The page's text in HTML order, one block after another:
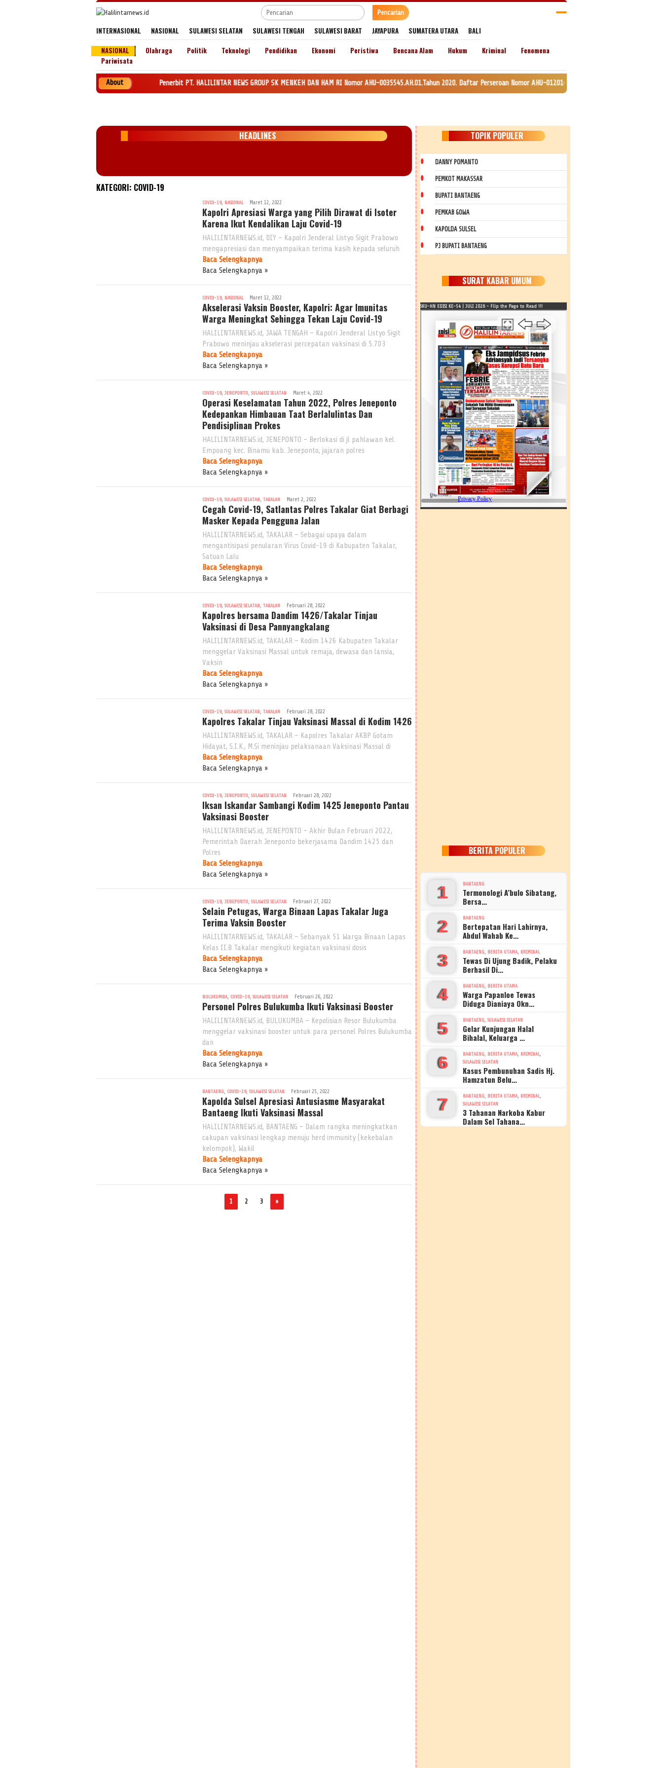
Pencarian
INTERNASIONAL NASIONAL SULAWESI SELATAN SULAWESI TENGAH SULAWESI BARAT JAYAPURA SUMATERA UTARA
BALI
NASIONAL
Olahraga Politik Teknologi Pendidikan Ekonomi Peristiwa Bencana Alam Hukum Kriminal
Fenomena
Pariwisata
AboutPenerbit PT. HALILINTAR NEWS GROUP SK MENKEH DAN HAM RI Nomor AHU-0035545.AH.01.Tahun 2020. Daftar Perseroan Nomor AHU-0120147.AH.01.11. Tanggal 24 Juli 2020. lamat:
HEADLINES
KATEGORI: COVID-19
COVID-19, NASIONAL Maret 12, 2022
Kapolri Apresiasi Warga yang Pilih Dirawat di Isoter
Karena Ikut Kendalikan Laju Covid-19
HALILINTARNEWS.id, DIY – Kapolri Jenderal Listyo Sigit Prabowo
mengapresiasi dan menyampaikan terima kasih kepada seluruh
Baca Selengkapnya
Baca Selengkapnya »
COVID-19, NASIONAL Maret 12, 2022
Akselerasi Vaksin Booster, Kapolri: Agar Imunitas
Warga Meningkat Sehingga Tekan Laju Covid-19
HALILINTARNEWS.id, JAWA TENGAH – Kapolri Jenderal Listyo Sigit
Prabowo meninjau akselerasi percepatan vaksinasi di 5.703
Baca Selengkapnya
Baca Selengkapnya »
COVID-19, JENEPONTO, SULAWESI SELATAN Maret 4, 2022
Operasi Keselamatan Tahun 2022, Polres Jeneponto
Kedepankan Himbauan Taat Berlalulintas Dan
Pendisiplinan Prokes
HALILINTARNEWS.id, JENEPONTO – Berlokasi di jl pahlawan kel.
Empoang kec. Binamu kab. Jeneponto, jajaran polres
Baca Selengkapnya
Baca Selengkapnya »
COVID-19, SULAWESI SELATAN, TAKALAR Maret 2, 2022
Cegah Covid-19, Satlantas Polres Takalar Giat Berbagi
Masker Kepada Pengguna Jalan
HALILINTARNEWS.id, TAKALAR – Sebagai upaya dalam
mengantisipasi penularan Virus Covid-19 di Kabupaten Takalar,
Satuan Lalu
Baca Selengkapnya
Baca Selengkapnya »
COVID-19, SULAWESI SELATAN, TAKALAR Februari 28, 2022
Kapolres bersama Dandim 1426/Takalar Tinjau
Vaksinasi di Desa Pannyangkalang
HALILINTARNEWS.id, TAKALAR – Kodim 1426 Kabupaten Takalar
menggelar Vaksinasi Massal untuk remaja, dewasa dan lansia,
Vaksin
Baca Selengkapnya
Baca Selengkapnya »
COVID-19, SULAWESI SELATAN, TAKALAR Februari 28, 2022
Kapolres Takalar Tinjau Vaksinasi Massal di Kodim 1426
HALILINTARNEWS.id, TAKALAR – Kapolres Takalar AKBP Gotam
Hidayat, S.I.K., M.Si meninjau pelaksanaan Vaksinasi Massal di
Baca Selengkapnya
Baca Selengkapnya »
COVID-19, JENEPONTO, SULAWESI SELATAN Februari 28, 2022
Iksan Iskandar Sambangi Kodim 1425 Jeneponto Pantau
Vaksinasi Booster
HALILINTARNEWS.id, JENEPONTO – Akhir Bulan Februari 2022,
Pemerintah Daerah Jeneponto bekerjasama Dandim 1425 dan
Polres
Baca Selengkapnya
Baca Selengkapnya »
COVID-19, JENEPONTO, SULAWESI SELATAN Februari 27, 2022
Selain Petugas, Warga Binaan Lapas Takalar Juga
Terima Vaksin Booster
HALILINTARNEWS.id, TAKALAR – Sebanyak 51 Warga Binaan Lapas
Kelas II.B Takalar mengikuti kegiatan vaksinasi dosis
Baca Selengkapnya
Baca Selengkapnya »
BULUKUMBA, COVID-19, SULAWESI SELATAN Februari 26, 2022
Personel Polres Bulukumba Ikuti Vaksinasi Booster
HALILINTARNEWS.id, BULUKUMBA – Kepolisian Resor Bulukumba
menggelar vaksinasi booster untuk para personel Polres Bulukumba
dan
Baca Selengkapnya
Baca Selengkapnya »
BANTAENG, COVID-19, SULAWESI SELATAN Februari 25, 2022
Kapolda Sulsel Apresiasi Antusiasme Masyarakat
Bantaeng Ikuti Vaksinasi Massal
HALILINTARNEWS.id, BANTAENG – Dalam rangka meningkatkan
cakupan vaksinasi lengkap menuju herd immunity (kekebalan
kelompok), Wakil
Baca Selengkapnya
Baca Selengkapnya »
1 2 3 »
TOPIK POPULER
DANNY POMANTO
PEMKOT MAKASSAR
BUPATI BANTAENG
PEMKAB GOWA
KAPOLDA SULSEL
PJ BUPATI BANTAENG
SURAT KABAR UMUM
SKU-HN EDISI KE-54 | JULI 2026 - Flip the Page to Read !!!
BERITA POPULER
1 BANTAENG
Termonologi A’bulo Sibatang,
Bersa…
2 BANTAENG
Bertepatan Hari Lahirnya,
Abdul Wahab Ke…
3 BANTAENG, BERITA UTAMA, KRIMINAL
Tewas Di Ujung Badik, Pelaku
Berhasil Di…
4 BANTAENG, BERITA UTAMA
Warga Papanloe Tewas
Diduga Dianiaya Okn…
5 BANTAENG,SULAWESI SELATAN
Gelar Kunjungan Halal
Bihalal, Keluarga …
6 BANTAENG, BERITA UTAMA, KRIMINAL,
SULAWESI SELATAN
Kasus Pembunuhan Sadis Hj.
Hamzatun Belu…
7 BANTAENG, BERITA UTAMA, KRIMINAL,
SULAWESI SELATAN
3 Tahanan Narkoba Kabur
Dalam Sel Tahana…